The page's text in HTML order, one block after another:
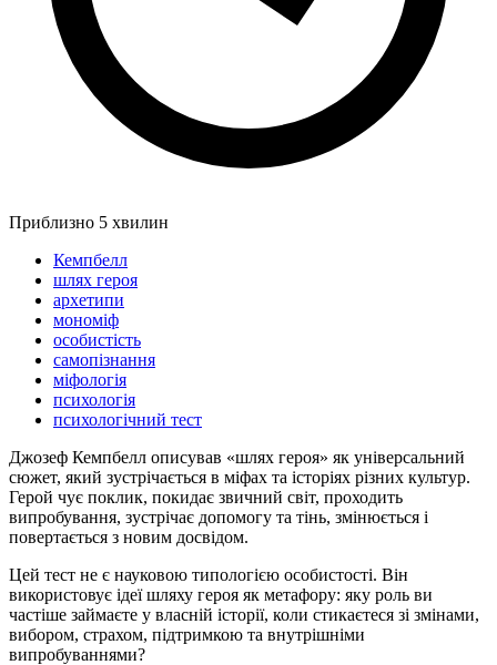
Приблизно 5 хвилин
Кемпбелл
шлях героя
архетипи
мономіф
особистість
самопізнання
міфологія
психологія
психологічний тест
Джозеф Кемпбелл описував «шлях героя» як універсальний
сюжет, який зустрічається в міфах та історіях різних культур.
Герой чує поклик, покидає звичний світ, проходить
випробування, зустрічає допомогу та тінь, змінюється і
повертається з новим досвідом.
Цей тест не є науковою типологією особистості. Він
використовує ідеї шляху героя як метафору: яку роль ви
частіше займаєте у власній історії, коли стикаєтеся зі змінами,
вибором, страхом, підтримкою та внутрішніми
випробуваннями?